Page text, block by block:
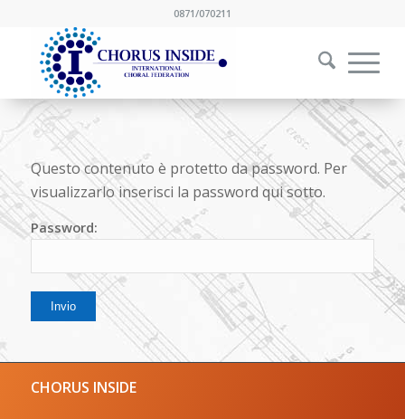
0871/070211
Questo contenuto è protetto da password. Per
visualizzarlo inserisci la password qui sotto.
Password:
CHORUS INSIDE